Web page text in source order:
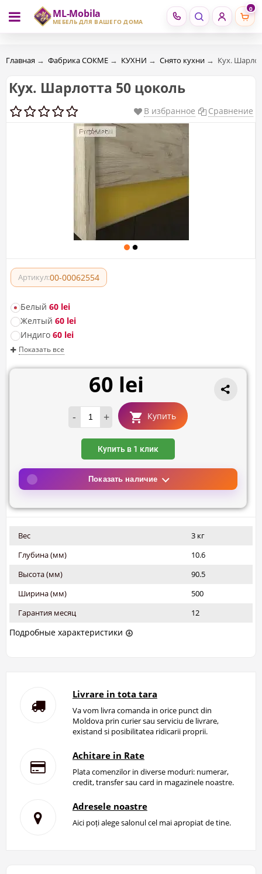
ML-Mobila
МЕБЕЛЬ ДЛЯ ВАШЕГО ДОМА
0
RU RO
Главная → Фабрика СОКМЕ → КУХНИ → Снято кухни → Кух.
Кух. Шарлотта 50 цоколь
В избранное Сравнение
Артикул:00-00062554
Белый 60 lei
Желтый 60 lei
Индиго 60 lei
Показать все
60 lei
- + Купить
Купить в 1 клик
Показать наличие
Вес
3 кг
Глубина (мм)
10.6
Высота (мм)
90.5
Ширина (мм)
500
Гарантия месяц
12
Подробные характеристики
Livrare in tota tara
Va vom livra comanda in orice punct din
Moldova prin curier sau serviciu de livrare,
existand si posibilitatea ridicarii proprii.
Achitare in Rate
Plata comenzilor in diverse moduri: numerar,
credit, transfer sau card in magazinele noastre.
Adresele noastre
Aici poți alege salonul cel mai apropiat de tine.